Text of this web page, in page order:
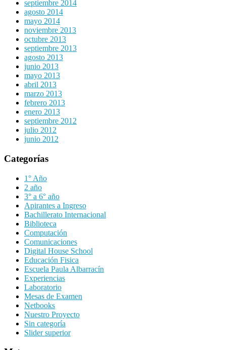
septiembre 2014
agosto 2014
mayo 2014
noviembre 2013
octubre 2013
septiembre 2013
agosto 2013
junio 2013
mayo 2013
abril 2013
marzo 2013
febrero 2013
enero 2013
septiembre 2012
julio 2012
junio 2012
Categorías
1° Año
2 año
3° a 6° año
Apirantes a Ingreso
Bachillerato Internacional
Biblioteca
Computación
Comunicaciones
Digital House School
Educación Fisica
Escuela Paula Albarracín
Experiencias
Laboratorio
Mesas de Examen
Netbooks
Nuestro Proyecto
Sin categoría
Slider superior